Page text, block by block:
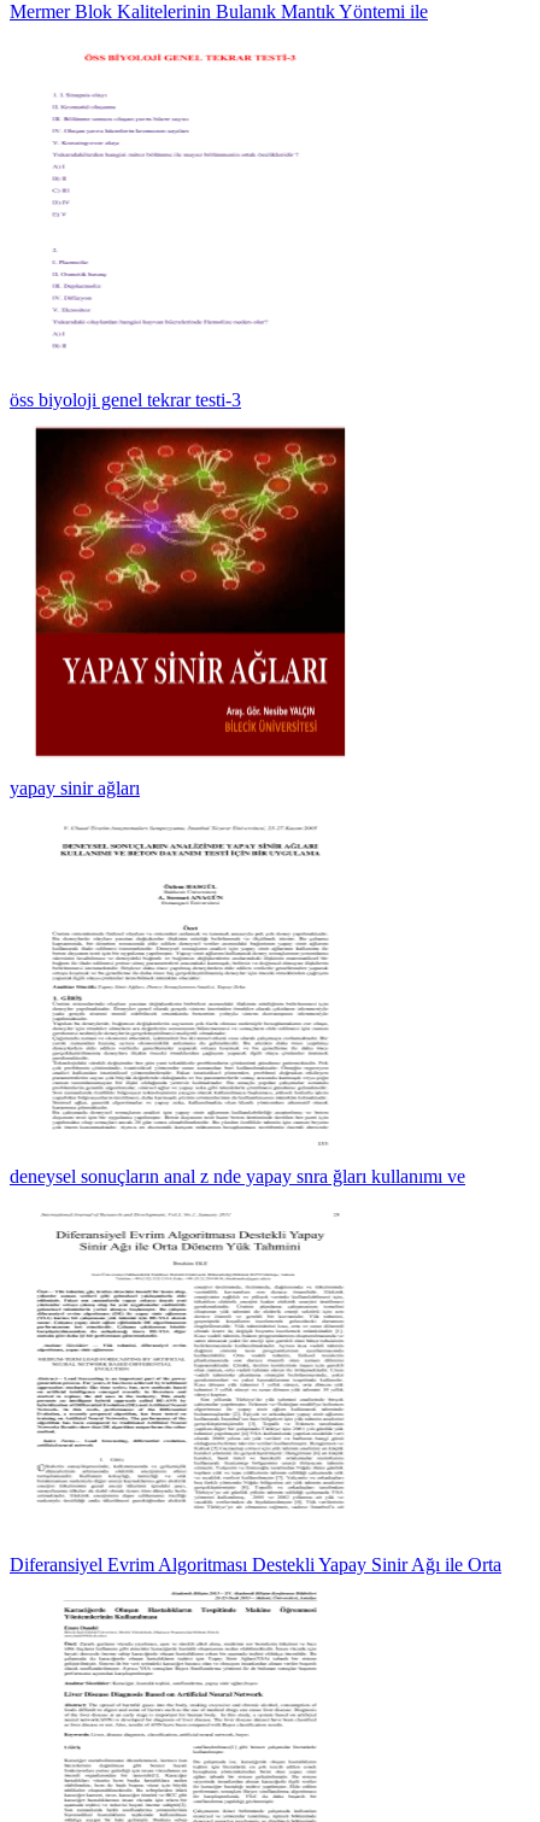
Mermer Blok Kalitelerinin Bulanık Mantık Yöntemi ile
öss biyoloji genel tekrar testi-3
yapay sinir ağları
deneysel sonuçların anal z nde yapay snra ğları kullanımı ve
Diferansiyel Evrim Algoritması Destekli Yapay Sinir Ağı ile Orta